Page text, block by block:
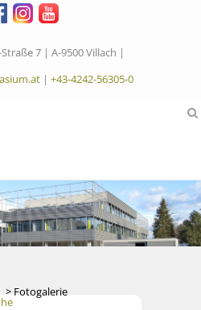
7 | A-9500 Villach |
| +43-4242-56305-0
> Fotogalerie